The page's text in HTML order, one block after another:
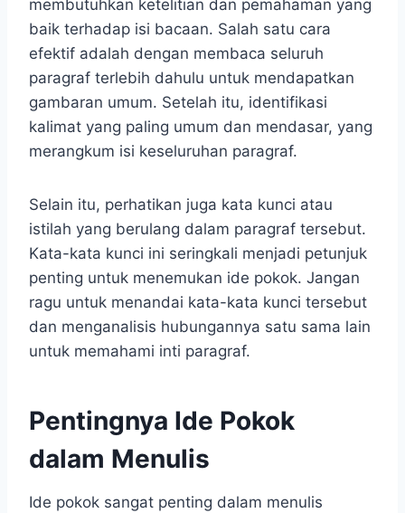
membutuhkan ketelitian dan pemahaman yang
baik terhadap isi bacaan. Salah satu cara
efektif adalah dengan membaca seluruh
paragraf terlebih dahulu untuk mendapatkan
gambaran umum. Setelah itu, identifikasi
kalimat yang paling umum dan mendasar, yang
merangkum isi keseluruhan paragraf.
Selain itu, perhatikan juga kata kunci atau
istilah yang berulang dalam paragraf tersebut.
Kata-kata kunci ini seringkali menjadi petunjuk
penting untuk menemukan ide pokok. Jangan
ragu untuk menandai kata-kata kunci tersebut
dan menganalisis hubungannya satu sama lain
untuk memahami inti paragraf.
Pentingnya Ide Pokok
dalam Menulis
Ide pokok sangat penting dalam menulis